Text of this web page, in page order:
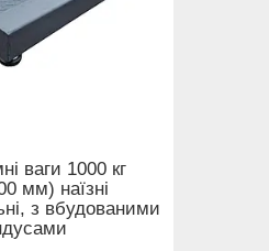
ваги 1000 кг
мм) наїзні
з вбудованими